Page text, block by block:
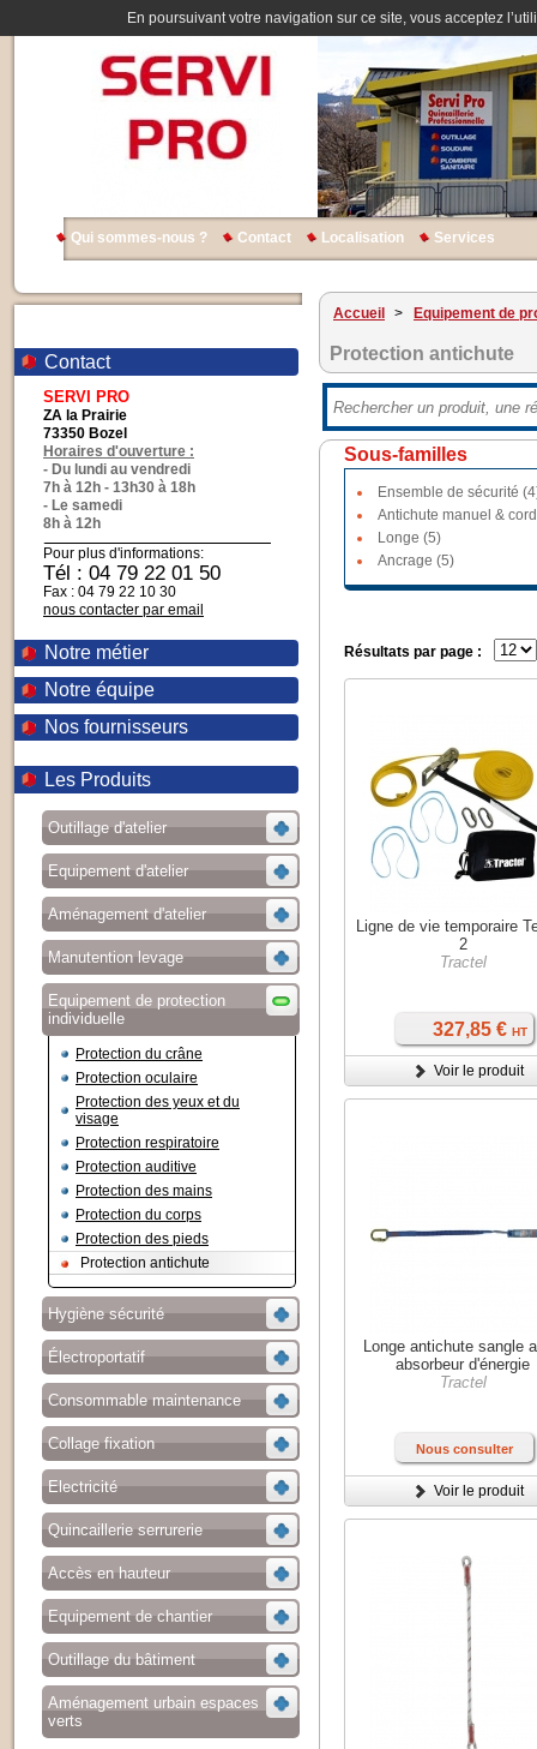
En poursuivant votre navigation sur ce site, vous acceptez
Qui sommes-nous ? Contact Localisation Services
Contact
SERVI PRO
ZA la Prairie
73350 Bozel
Horaires d'ouverture :
- Du lundi au vendredi
7h à 12h - 13h30 à 18h
- Le samedi
8h à 12h
Pour plus d'informations:
Tél : 04 79 22 01 50
Fax : 04 79 22 10 30
nous contacter par email
Notre métier
Notre équipe
Nos fournisseurs
Les Produits
Outillage d'atelier
Equipement d'atelier
Aménagement d'atelier
Manutention levage
Equipement de protection
individuelle
Protection du crâne
Protection oculaire
Protection des yeux et du
visage
Protection respiratoire
Protection auditive
Protection des mains
Protection du corps
Protection des pieds
Protection antichute
Hygiène sécurité
Électroportatif
Consommable maintenance
Collage fixation
Electricité
Quincaillerie serrurerie
Accès en hauteur
Equipement de chantier
Outillage du bâtiment
Aménagement urbain espaces
verts
Accueil > Equipement de
Protection antichute
Sous-familles
Ensemble de sécurité
Antichute manuel &
Longe (5)
Ancrage (5)
Résultats par page :
Ligne de vie temporaire
2
Tractel
327,85 € HT
Voir le produit
Longe antichute sangle
absorbeur d'énergie
Tractel
Nous consulter
Voir le produit